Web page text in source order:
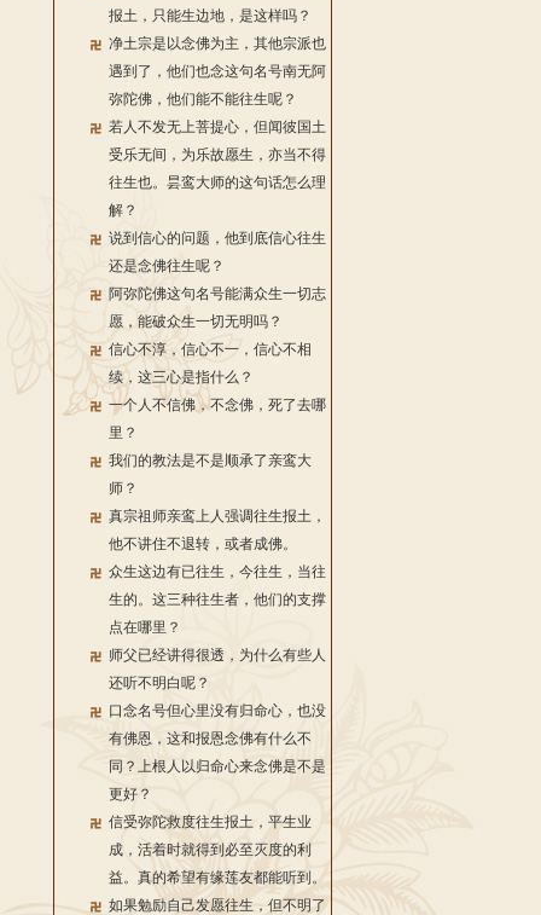
报土，只能生边地，是这样吗？
净土宗是以念佛为主，其他宗派也
遇到了，他们也念这句名号南无阿
弥陀佛，他们能不能往生呢？
若人不发无上菩提心，但闻彼国土
受乐无间，为乐故愿生，亦当不得
往生也。昙鸾大师的这句话怎么理
解？
说到信心的问题，他到底信心往生
还是念佛往生呢？
阿弥陀佛这句名号能满众生一切志
愿，能破众生一切无明吗？
信心不淳，信心不一，信心不相
续，这三心是指什么？
一个人不信佛，不念佛，死了去哪
里？
我们的教法是不是顺承了亲鸾大
师？
真宗祖师亲鸾上人强调往生报土，
他不讲住不退转，或者成佛。
众生这边有已往生，今往生，当往
生的。这三种往生者，他们的支撑
点在哪里？
师父已经讲得很透，为什么有些人
还听不明白呢？
口念名号但心里没有归命心，也没
有佛恩，这和报恩念佛有什么不
同？上根人以归命心来念佛是不是
更好？
信受弥陀救度往生报土，平生业
成，活着时就得到必至灭度的利
益。真的希望有缘莲友都能听到。
如果勉励自己发愿往生，但不明了